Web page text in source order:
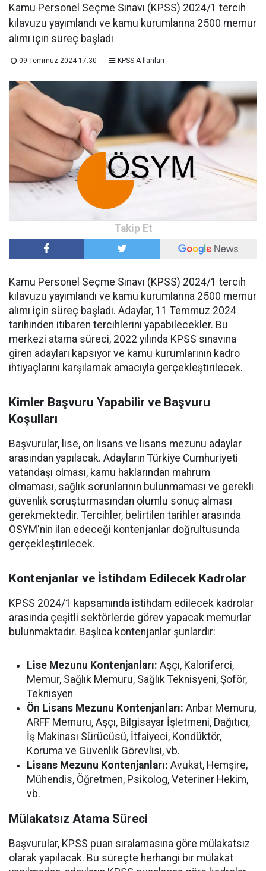
Kamu Personel Seçme Sınavı (KPSS) 2024/1 tercih
kılavuzu yayımlandı ve kamu kurumlarına 2500 memur
alımı için süreç başladı
09 Temmuz 2024 17:30 KPSS-A İlanları
Kamu Personel Seçme Sınavı (KPSS) 2024/1 tercih
kılavuzu yayımlandı ve kamu kurumlarına 2500 memur
alımı için süreç başladı. Adaylar, 11 Temmuz 2024
tarihinden itibaren tercihlerini yapabilecekler. Bu
merkezi atama süreci, 2022 yılında KPSS sınavına
giren adayları kapsıyor ve kamu kurumlarının kadro
ihtiyaçlarını karşılamak amacıyla gerçekleştirilecek.
Kimler Başvuru Yapabilir ve Başvuru
Koşulları
Başvurular, lise, ön lisans ve lisans mezunu adaylar
arasından yapılacak. Adayların Türkiye Cumhuriyeti
vatandaşı olması, kamu haklarından mahrum
olmaması, sağlık sorunlarının bulunmaması ve gerekli
güvenlik soruşturmasından olumlu sonuç alması
gerekmektedir. Tercihler, belirtilen tarihler arasında
ÖSYM'nin ilan edeceği kontenjanlar doğrultusunda
gerçekleştirilecek.
Kontenjanlar ve İstihdam Edilecek Kadrolar
KPSS 2024/1 kapsamında istihdam edilecek kadrolar
arasında çeşitli sektörlerde görev yapacak memurlar
bulunmaktadır. Başlıca kontenjanlar şunlardır:
Lise Mezunu Kontenjanları: Aşçı, Kaloriferci,
Memur, Sağlık Memuru, Sağlık Teknisyeni, Şoför,
Teknisyen
Ön Lisans Mezunu Kontenjanları: Anbar Memuru,
ARFF Memuru, Aşçı, Bilgisayar İşletmeni, Dağıtıcı,
İş Makinası Sürücüsü, İtfaiyeci, Kondüktör,
Koruma ve Güvenlik Görevlisi, vb.
Lisans Mezunu Kontenjanları: Avukat, Hemşire,
Mühendis, Öğretmen, Psikolog, Veteriner Hekim,
vb.
Mülakatsız Atama Süreci
Başvurular, KPSS puan sıralamasına göre mülakatsız
olarak yapılacak. Bu süreçte herhangi bir mülakat